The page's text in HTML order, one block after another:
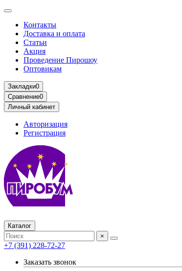
Контакты
Доставка и оплата
Статьи
Акция
Проведение Пирошоу
Оптовикам
Закладки0
Сравнение0
Личный кабинет
Авторизация
Регистрация
Каталог
×
+7 (391) 228-72-27
Заказать звонок